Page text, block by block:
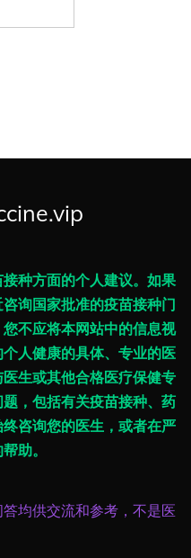
种方面的个人建议。如果
询国家批准的疫苗接种门
不应将本网站中的信息视
人健康的具体、专业的医
生或其他合格医疗保健专
，包括有关疫苗接种、药
咨询您的医生，或者在严
助。
均供交流和参考，不是医